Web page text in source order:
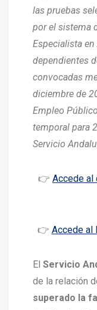
las pruebas
por el sistema
Especialista
dependientes
convocadas
diciembre de
Empleo
temporal para
Servicio
👉 Accede al
👉 Accede al
El Servicio
de la relación
superado la